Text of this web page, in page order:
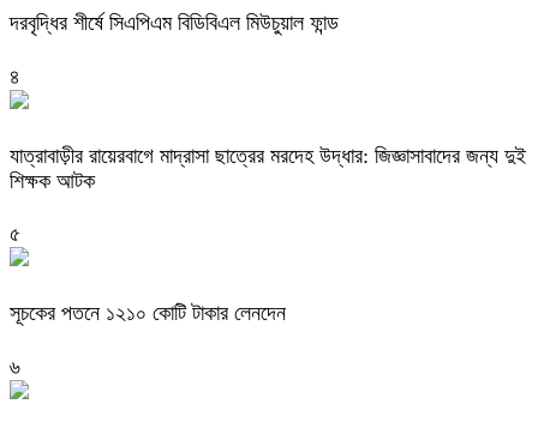
দরবৃদ্ধির শীর্ষে সিএপিএম বিডিবিএল মিউচুয়াল ফান্ড
৪
যাত্রাবাড়ীর রায়েরবাগে মাদ্রাসা ছাত্রের মরদেহ উদ্ধার: জিজ্ঞাসাবাদের জন্য দুই
শিক্ষক আটক
৫
সূচকের পতনে ১২১০ কোটি টাকার লেনদেন
৬